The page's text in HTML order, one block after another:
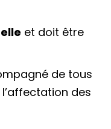
et doit être
de tous
des